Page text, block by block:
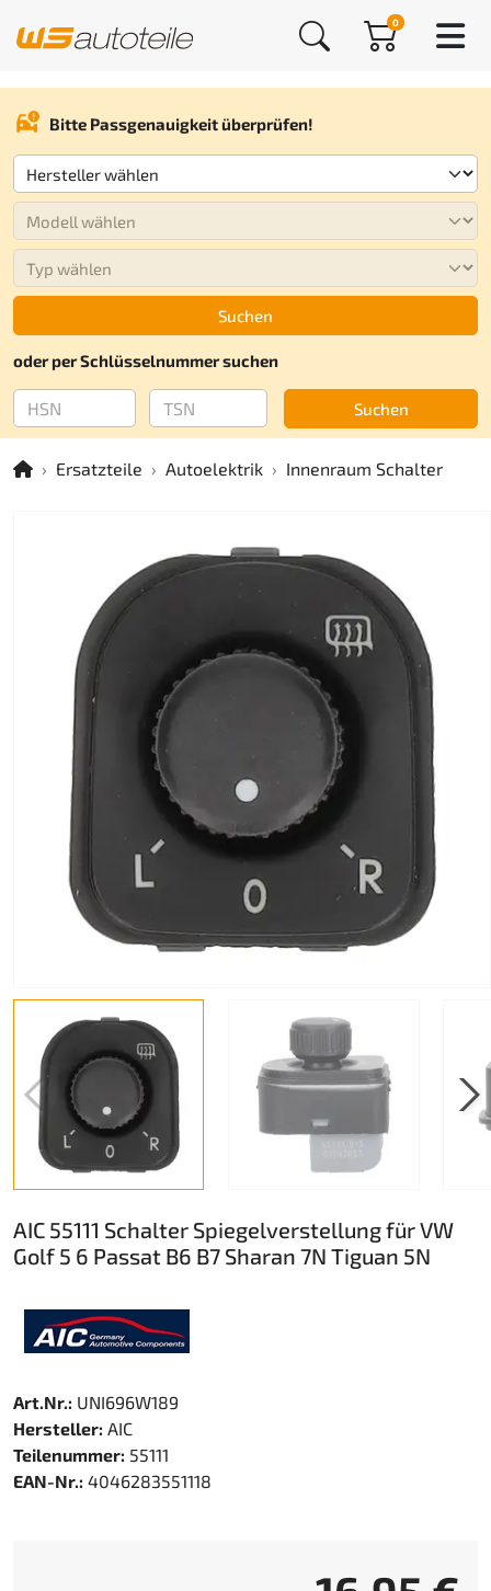
0
Bitte Passgenauigkeit überprüfen!
Suchen
oder per Schlüsselnummer suchen
Suchen
Ersatzteile Autoelektrik Innenraum Schalter
AIC 55111 Schalter Spiegelverstellung für VW
Golf 5 6 Passat B6 B7 Sharan 7N Tiguan 5N
Art.Nr.: UNI696W189
Hersteller: AIC
Teilenummer: 55111
EAN-Nr.: 4046283551118